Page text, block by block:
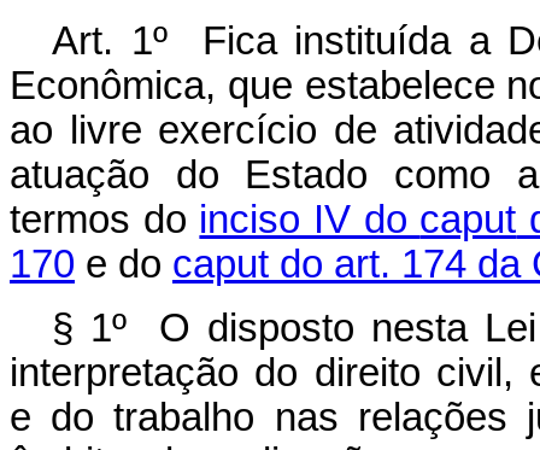
Art. 1º
Fica instituída a
Econômica, que estabelece
ao livre exercício de
atuação do Estado como
termos do inciso IV do caput
170 e do caput do art. 174 da
§ 1º O disposto nesta
interpretação do direito civil,
e do trabalho nas relações